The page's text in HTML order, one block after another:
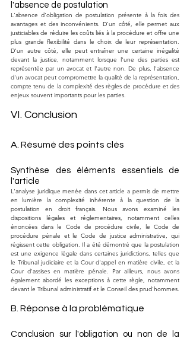
l'absence de postulation
L'absence d'obligation de postulation présente à la fois des
avantages et des inconvénients. D'un côté, elle permet aux
justiciables de réduire les coûts liés à la procédure et offre une
plus grande flexibilité dans le choix de leur représentation.
D'un autre côté, elle peut entraîner une certaine inégalité
devant la justice, notamment lorsque l'une des parties est
représentée par un avocat et l'autre non. De plus, l'absence
d'un avocat peut compromettre la qualité de la représentation,
compte tenu de la complexité des règles de procédure et des
enjeux souvent importants pour les parties.
VI. Conclusion
A. Résumé des points clés
Synthèse des éléments essentiels de
l'article
L'analyse juridique menée dans cet article a permis de mettre
en lumière la complexité inhérente à la question de la
postulation en droit français. Nous avons examiné les
dispositions légales et réglementaires, notamment celles
énoncées dans le Code de procédure civile, le Code de
procédure pénale et le Code de justice administrative, qui
régissent cette obligation. Il a été démontré que la postulation
est une exigence légale dans certaines juridictions, telles que
le Tribunal judiciaire et la Cour d'appel en matière civile, et la
Cour d'assises en matière pénale. Par ailleurs, nous avons
également abordé les exceptions à cette règle, notamment
devant le Tribunal administratif et le Conseil des prud'hommes.
B. Réponse à la problématique
Conclusion sur l'obligation ou non de la